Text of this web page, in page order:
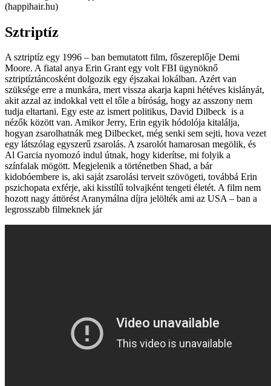
(happihair.hu)
Sztriptíz
A sztriptíz egy 1996 – ban bemutatott film, főszereplője Demi
Moore. A fiatal anya Erin Grant egy volt FBI ügynöknő
sztriptíztáncosként dolgozik egy éjszakai lokálban. Azért van
szüksége erre a munkára, mert vissza akarja kapni hétéves kislányát,
akit azzal az indokkal vett el tőle a bíróság, hogy az asszony nem
tudja eltartani. Egy este az ismert politikus, David Dilbeck is a
nézők között van. Amikor Jerry, Erin egyik hódolója kitalálja,
hogyan zsarolhatnák meg Dilbecket, még senki sem sejti, hova vezet
egy látszólag egyszerű zsarolás. A zsarolót hamarosan megölik, és
Al Garcia nyomozó indul útnak, hogy kiderítse, mi folyik a
színfalak mögött. Megjelenik a történetben Shad, a bár
kidobóembere is, aki saját zsarolási terveit szövögeti, továbbá Erin
pszichopata exférje, aki kisstílű tolvajként tengeti életét. A film nem
hozott nagy áttörést Aranymálna díjra jelölték ami az USA – ban a
legrosszabb filmeknek jár